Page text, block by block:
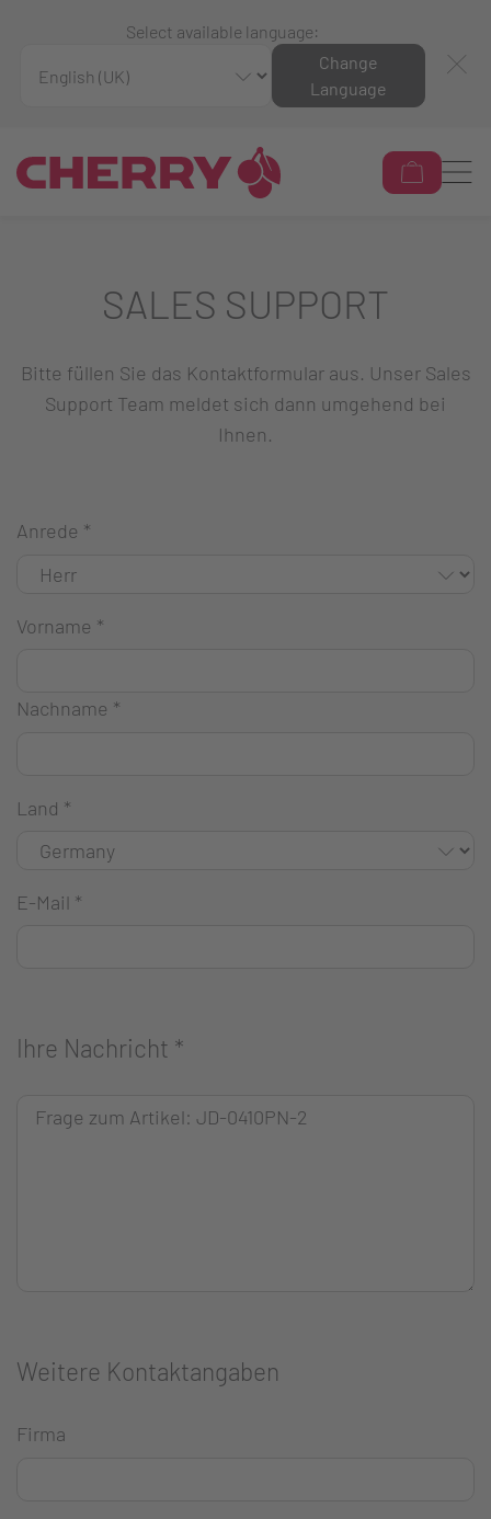
Select available language:
Change
Language
SALES SUPPORT
Bitte füllen Sie das Kontaktformular aus. Unser Sales
Support Team meldet sich dann umgehend bei
Ihnen.
Anrede *
Vorname *
Nachname *
Land *
E-Mail *
Ihre Nachricht *
Weitere Kontaktangaben
Firma